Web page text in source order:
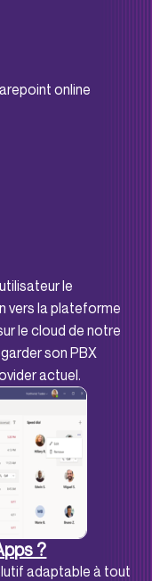
online
le
vers la plateforme
le cloud de notre
son PBX
actuel.
?
adaptable à tout